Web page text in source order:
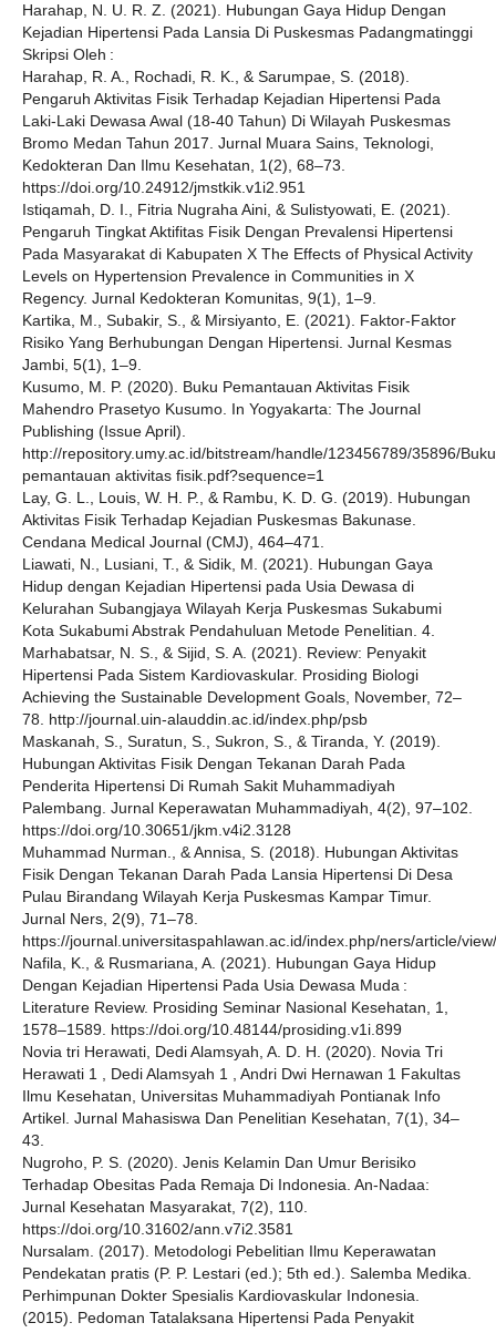
Harahap, N. U. R. Z. (2021). Hubungan Gaya Hidup Dengan
Kejadian Hipertensi Pada Lansia Di Puskesmas Padangmatinggi
Skripsi Oleh :
Harahap, R. A., Rochadi, R. K., & Sarumpae, S. (2018).
Pengaruh Aktivitas Fisik Terhadap Kejadian Hipertensi Pada
Laki-Laki Dewasa Awal (18-40 Tahun) Di Wilayah Puskesmas
Bromo Medan Tahun 2017. Jurnal Muara Sains, Teknologi,
Kedokteran Dan Ilmu Kesehatan, 1(2), 68–73.
https://doi.org/10.24912/jmstkik.v1i2.951
Istiqamah, D. I., Fitria Nugraha Aini, & Sulistyowati, E. (2021).
Pengaruh Tingkat Aktifitas Fisik Dengan Prevalensi Hipertensi
Pada Masyarakat di Kabupaten X The Effects of Physical Activity
Levels on Hypertension Prevalence in Communities in X
Regency. Jurnal Kedokteran Komunitas, 9(1), 1–9.
Kartika, M., Subakir, S., & Mirsiyanto, E. (2021). Faktor-Faktor
Risiko Yang Berhubungan Dengan Hipertensi. Jurnal Kesmas
Jambi, 5(1), 1–9.
Kusumo, M. P. (2020). Buku Pemantauan Aktivitas Fisik
Mahendro Prasetyo Kusumo. In Yogyakarta: The Journal
Publishing (Issue April).
http://repository.umy.ac.id/bitstream/handle/123456789/35896/Buku
pemantauan aktivitas fisik.pdf?sequence=1
Lay, G. L., Louis, W. H. P., & Rambu, K. D. G. (2019). Hubungan
Aktivitas Fisik Terhadap Kejadian Puskesmas Bakunase.
Cendana Medical Journal (CMJ), 464–471.
Liawati, N., Lusiani, T., & Sidik, M. (2021). Hubungan Gaya
Hidup dengan Kejadian Hipertensi pada Usia Dewasa di
Kelurahan Subangjaya Wilayah Kerja Puskesmas Sukabumi
Kota Sukabumi Abstrak Pendahuluan Metode Penelitian. 4.
Marhabatsar, N. S., & Sijid, S. A. (2021). Review: Penyakit
Hipertensi Pada Sistem Kardiovaskular. Prosiding Biologi
Achieving the Sustainable Development Goals, November, 72–
78. http://journal.uin-alauddin.ac.id/index.php/psb
Maskanah, S., Suratun, S., Sukron, S., & Tiranda, Y. (2019).
Hubungan Aktivitas Fisik Dengan Tekanan Darah Pada
Penderita Hipertensi Di Rumah Sakit Muhammadiyah
Palembang. Jurnal Keperawatan Muhammadiyah, 4(2), 97–102.
https://doi.org/10.30651/jkm.v4i2.3128
Muhammad Nurman., & Annisa, S. (2018). Hubungan Aktivitas
Fisik Dengan Tekanan Darah Pada Lansia Hipertensi Di Desa
Pulau Birandang Wilayah Kerja Puskesmas Kampar Timur.
Jurnal Ners, 2(9), 71–78.
https://journal.universitaspahlawan.ac.id/index.php/ners/article/
Nafila, K., & Rusmariana, A. (2021). Hubungan Gaya Hidup
Dengan Kejadian Hipertensi Pada Usia Dewasa Muda :
Literature Review. Prosiding Seminar Nasional Kesehatan, 1,
1578–1589. https://doi.org/10.48144/prosiding.v1i.899
Novia tri Herawati, Dedi Alamsyah, A. D. H. (2020). Novia Tri
Herawati 1 , Dedi Alamsyah 1 , Andri Dwi Hernawan 1 Fakultas
Ilmu Kesehatan, Universitas Muhammadiyah Pontianak Info
Artikel. Jurnal Mahasiswa Dan Penelitian Kesehatan, 7(1), 34–
43.
Nugroho, P. S. (2020). Jenis Kelamin Dan Umur Berisiko
Terhadap Obesitas Pada Remaja Di Indonesia. An-Nadaa:
Jurnal Kesehatan Masyarakat, 7(2), 110.
https://doi.org/10.31602/ann.v7i2.3581
Nursalam. (2017). Metodologi Pebelitian Ilmu Keperawatan
Pendekatan pratis (P. P. Lestari (ed.); 5th ed.). Salemba Medika.
Perhimpunan Dokter Spesialis Kardiovaskular Indonesia.
(2015). Pedoman Tatalaksana Hipertensi Pada Penyakit